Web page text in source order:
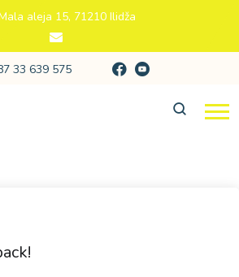
aleja 15, 71210 Ilidža
33 639 575